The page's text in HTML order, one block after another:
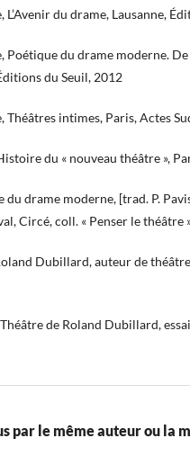
L’Avenir du drame, Lausanne,
Poétique du drame moderne.
du Seuil, 2012
Théâtres intimes, Paris, Actes
du « nouveau théâtre »,
drame moderne, [trad. P.
Circé, coll. « Penser le théâtre
Dubillard, auteur de théâtre
de Roland Dubillard,
par le même auteur ou la